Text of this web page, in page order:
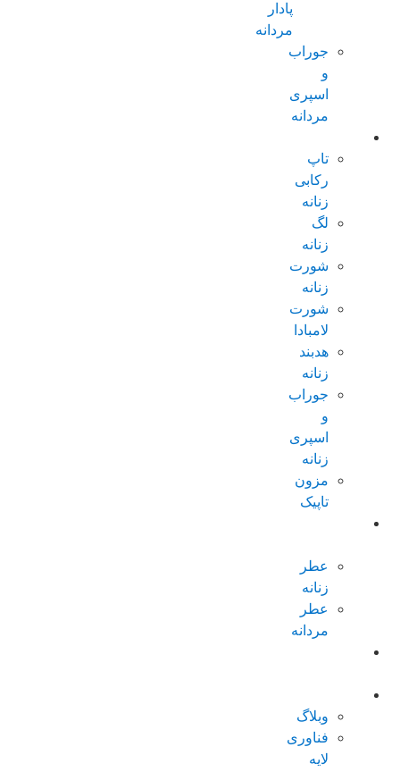
پادار
مردانه
جوراب
و
اسپری
مردانه
تاپ
رکابی
زنانه
لگ
زنانه
شورت
زنانه
شورت
لامبادا
هدبند
زنانه
جوراب
و
اسپری
زنانه
مزون
تاپیک
عطر
زنانه
عطر
مردانه
وبلاگ
فناوری
لایه